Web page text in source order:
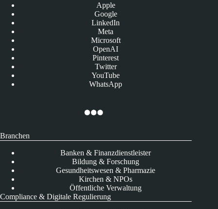
Apple
Google
LinkedIn
Meta
Microsoft
OpenAI
Pinterest
Twitter
YouTube
WhatsApp
Branchen
Banken & Finanzdienstleister
Bildung & Forschung
Gesundheitswesen & Pharmazie
Kirchen & NPOs
Öffentliche Verwaltung
Compliance & Digitale Regulierung